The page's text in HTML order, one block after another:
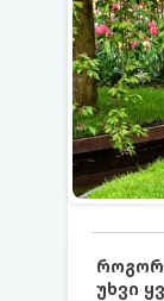
როგორ
უხვი